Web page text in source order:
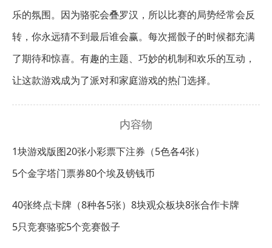
乐的氛围。因为骆驼会叠罗汉，所以比赛的局势经常会反
转，你永远猜不到最后谁会赢。每次摇骰子的时候都充满
了期待和惊喜。有趣的主题、巧妙的机制和欢乐的互动，
让这款游戏成为了派对和家庭游戏的热门选择。
内容物
1块游戏版图20张小彩票下注券（5色各4张）
5个金字塔门票券80个埃及镑钱币
40张终点卡牌（8种各5张） 8块观众板块8张合作卡牌
5只竞赛骆驼5个竞赛骰子